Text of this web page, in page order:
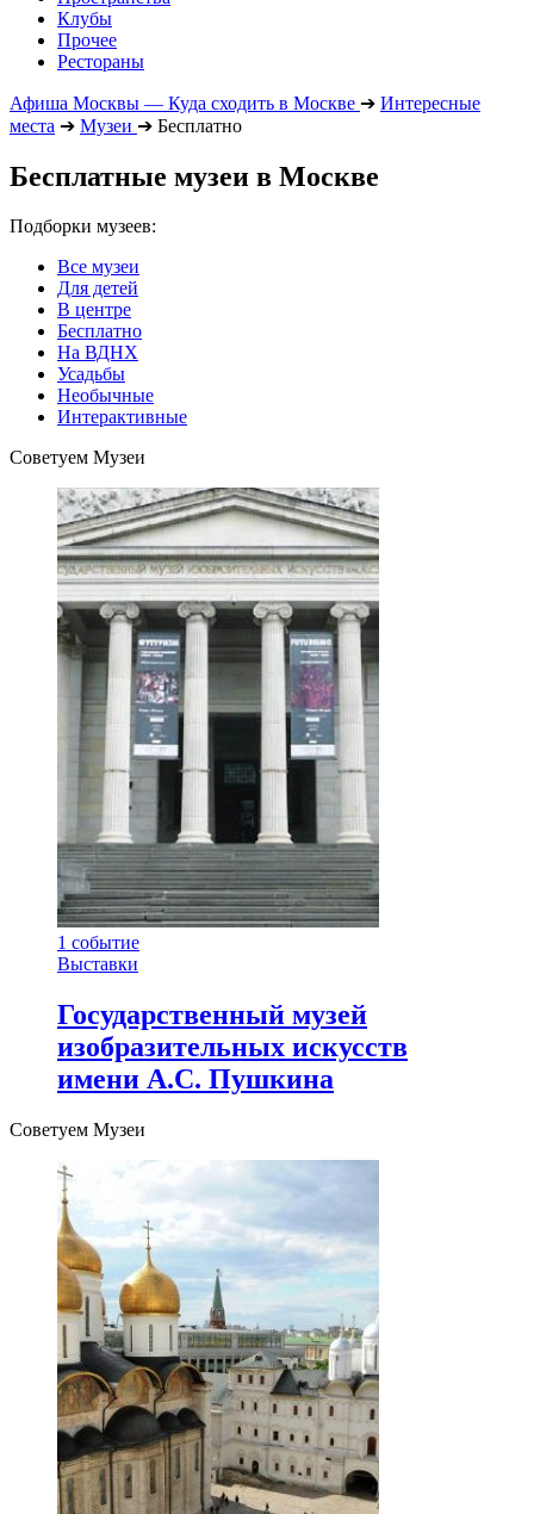
Клубы
Прочее
Рестораны
Афиша Москвы — Куда сходить в Москве ➔ Интересные
места ➔ Музеи ➔ Бесплатно
Бесплатные музеи в Москве
Подборки музеев:
Все музеи
Для детей
В центре
Бесплатно
На ВДНХ
Усадьбы
Необычные
Интерактивные
Советуем Музеи
1 событие
Выставки
Государственный музей
изобразительных искусств
имени А.С. Пушкина
Советуем Музеи